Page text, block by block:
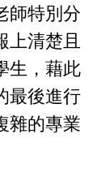
師特別分
上清楚且
生，藉此
最後進行
雜的專業